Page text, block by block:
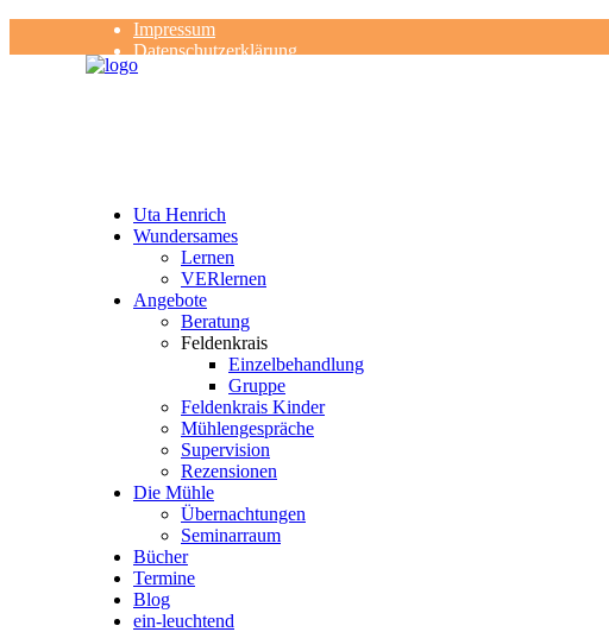
Impressum
Datenschutzerklärung
Kontakt
Uta Henrich
Wundersames
Lernen
VERlernen
Angebote
Beratung
Feldenkrais
Einzelbehandlung
Gruppe
Feldenkrais Kinder
Mühlengespräche
Supervision
Rezensionen
Die Mühle
Übernachtungen
Seminarraum
Bücher
Termine
Blog
ein-leuchtend